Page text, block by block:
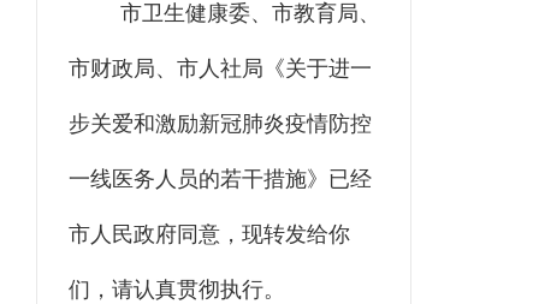
市卫生健康委、 市教育局、
市财政局、 市人社局《关于进一
步关爱和激励新冠肺炎疫情防控
一线医务人员的若干措施》 已经
市人民政府同意，现转发给你
们，请认真贯彻执行。